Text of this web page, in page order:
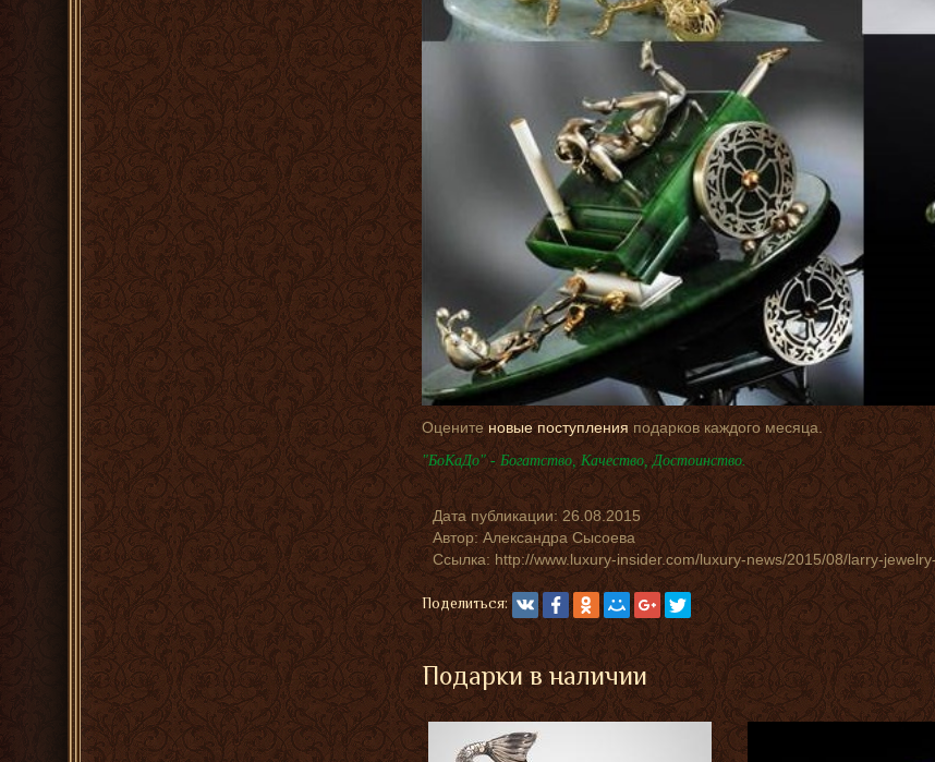
Оцените новые поступления подарков каждого месяца.
"БоКаДо" - Богатство, Качество, Достоинство.
Дата публикации: 26.08.2015
Автор:Александра Сысоева
Ссылка: http://www.luxury-insider.com/luxury-news/2015/08/larry-
Поделиться:
Подарки в наличии